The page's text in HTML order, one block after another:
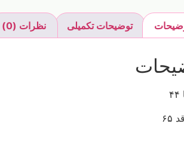
توضیحات تکمیلی نظرات (0)
قد ۶۵